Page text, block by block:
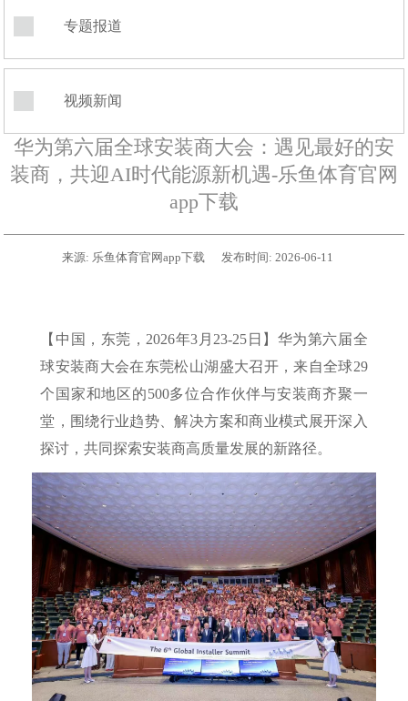
专题报道
视频新闻
华为第六届全球安装商大会：遇见最好的安
装商，共迎AI时代能源新机遇-乐鱼体育官网
app下载
来源: 乐鱼体育官网app下载 发布时间: 2026-06-11
【中国，东莞，2026年3月23-25日】华为第六届全
球安装商大会在东莞松山湖盛大召开，来自全球29
个国家和地区的500多位合作伙伴与安装商齐聚一
堂，围绕行业趋势、解决方案和商业模式展开深入
探讨，共同探索安装商高质量发展的新路径。